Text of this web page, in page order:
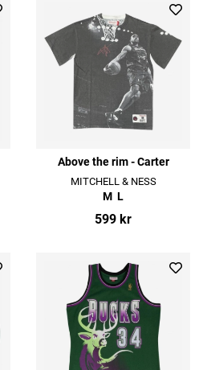
Above the rim - Carter
MITCHELL & NESS
M L
599 kr